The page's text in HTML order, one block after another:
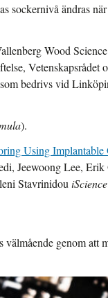
sockernivå ändras
Wood
Vetenskapsrådet
bedrivs vid
).
Using Implantable
Jeewoong Lee, Erik
Stavrinidou
genom att